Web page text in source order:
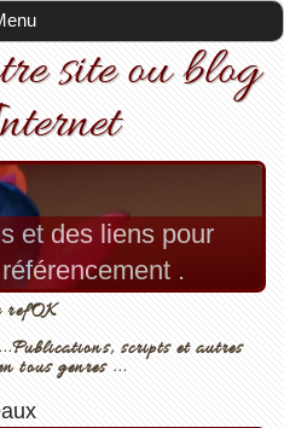
site ou blog
et des liens pour
.
refOK
scripts et autres
tous genres ...